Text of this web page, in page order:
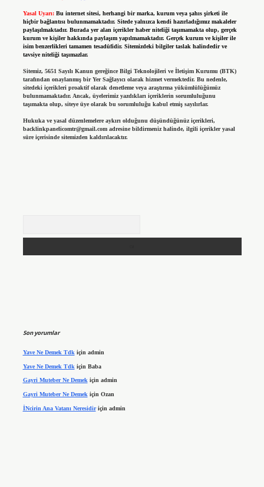
Yasal Uyarı: Bu internet sitesi, herhangi bir marka, kurum veya şahıs şirketi ile
hiçbir bağlantısı bulunmamaktadır. Sitede yalnızca kendi hazırladığımız makaleler
paylaşılmaktadır. Burada yer alan içerikler haber niteliği taşımamakta olup, gerçek
kurum ve kişiler hakkında paylaşım yapılmamaktadır. Gerçek kurum ve kişiler ile
isim benzerlikleri tamamen tesadüfidir. Sitemizdeki bilgiler taslak halindedir ve
tavsiye niteliği taşımazlar.
Sitemiz, 5651 Sayılı Kanun gereğince Bilgi Teknolojileri ve İletişim Kurumu (BTK)
tarafından onaylanmış bir Yer Sağlayıcı olarak hizmet vermektedir. Bu nedenle,
sitedeki içerikleri proaktif olarak denetleme veya araştırma yükümlülüğümüz
bulunmamaktadır. Ancak, üyelerimiz yazdıkları içeriklerin sorumluluğunu
taşımakta olup, siteye üye olarak bu sorumluluğu kabul etmiş sayılırlar.
Hukuka ve yasal düzenlemelere aykırı olduğunu düşündüğünüz içerikleri,
backlinkpanelicomtr@gmail.comadresine bildirmeniz halinde, ilgili içerikler yasal
süre içerisinde sitemizden kaldırılacaktır.
Son yorumlar
Yave Ne Demek Tdk için admin
Yave Ne Demek Tdk için Baba
Gayri Muteber Ne Demekiçin admin
Gayri Muteber Ne Demek için Ozan
İNcirin Ana Vatanı Neresidiriçin admin